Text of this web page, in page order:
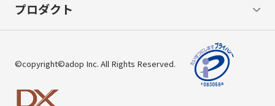
プロダクト
©copyright©adop Inc. All Rights Reserved.